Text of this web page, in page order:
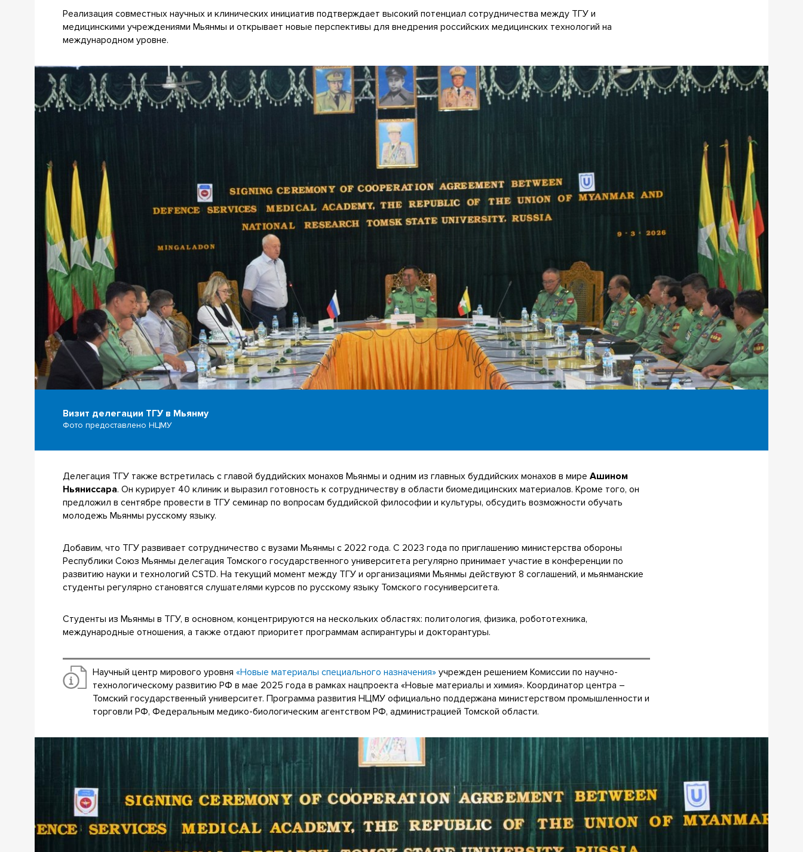
Реализация совместных научных и клинических инициатив подтверждает высокий потенциал сотрудничества между ТГУ и
медицинскими учреждениями Мьянмы и открывает новые перспективы для внедрения российских медицинских технологий на
международном уровне.
Визит делегации ТГУ в Мьянму
Фото предоставлено НЦМУ
Делегация ТГУ также встретилась с главой буддийских монахов Мьянмы и одним из главных буддийских монахов в миреАшином
Ньяниссара. Он курирует 40 клиник и выразил готовность к сотрудничеству в области биомедицинских материалов. Кроме того, он
предложил в сентябре провести в ТГУ семинар по вопросам буддийской философии и культуры, обсудить возможности обучать
молодежь Мьянмы русскому языку.
Добавим, что ТГУ развивает сотрудничество с вузами Мьянмы с 2022 года. С 2023 года по приглашению министерства обороны
Республики Союз Мьянмы делегация Томского государственного университета регулярно принимает участие в конференции по
развитию науки и технологий CSTD. На текущий момент между ТГУ и организациями Мьянмы действуют 8 соглашений, и мьянманские
студенты регулярно становятся слушателями курсов по русскому языку Томского госуниверситета.
Студенты из Мьянмы в ТГУ, в основном, концентрируются на нескольких областях: политология, физика, робототехника,
международные отношения, а также отдают приоритет программам аспирантуры и докторантуры.
Научный центр мирового уровня «Новые материалы специального назначения»учрежден решением Комиссии по научно-
технологическому развитию РФ в мае 2025 года в рамках нацпроекта «Новые материалы и химия». Координатор центра –
Томский государственный университет. Программа развития НЦМУ официально поддержана министерством промышленности и
торговли РФ, Федеральным медико-биологическим агентством РФ, администрацией Томской области.